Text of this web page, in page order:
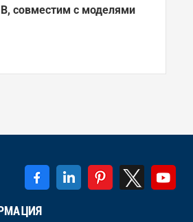
совместим с моделями